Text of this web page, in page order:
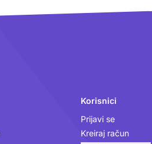
Korisnici
Prijavi se
Kreiraj račun